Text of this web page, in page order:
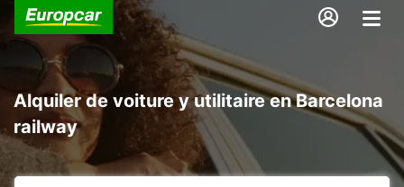
Alquiler de voiture y utilitaire en Barcelona
railway